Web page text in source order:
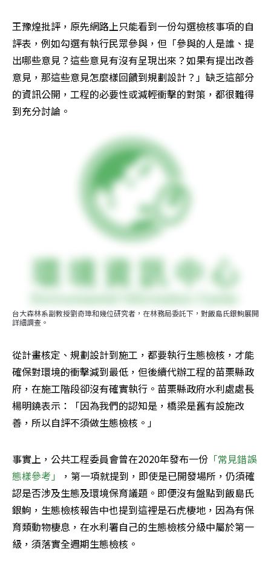
王豫煌批評，原先網路上只能看到一份勾選檢核事項的自
評表，例如勾選有執行民眾參與，但「參與的人是誰、提
出哪些意見？這些意見有沒有呈現出來？如果有提出改善
意見，那這些意見怎麼樣回饋到規劃設計？」缺乏這部分
的資訊公開，工程的必要性或減輕衝擊的對策，都很難得
到充分討論。
台大森林系副教授劉奇璋和幾位研究者，在林務局委託下，對飯島氏銀鮈展開
詳細調查。
從計畫核定、規劃設計到施工，都要執行生態檢核，才能
確保對環境的衝擊減到最低，但後續代辦工程的苗栗縣政
府，在施工階段卻沒有確實執行。苗栗縣政府水利處處長
楊明鐃表示：「因為我們的認知是，橋梁是舊有設施改
善，所以自評不須做生態檢核。」
事實上，公共工程委員會曾在2020年發布一份 「常見錯誤
態樣參考」
，第一項就提到，即使是已開發場所，仍須確
認是否涉及生態及環境保育議題。即便沒有盤點到飯島氏
銀鮈，生態檢核報告中也提到這裡是石虎棲地，因為有保
育類動物棲息，在水利署自己的生態檢核分級中屬於第一
級，須落實全週期生態檢核。